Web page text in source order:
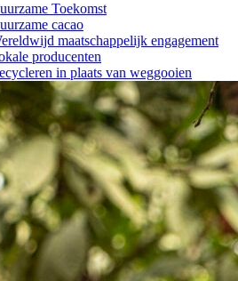
Toekomst
cacao
maatschappelijk engagement
producenten
in plaats van weggooien